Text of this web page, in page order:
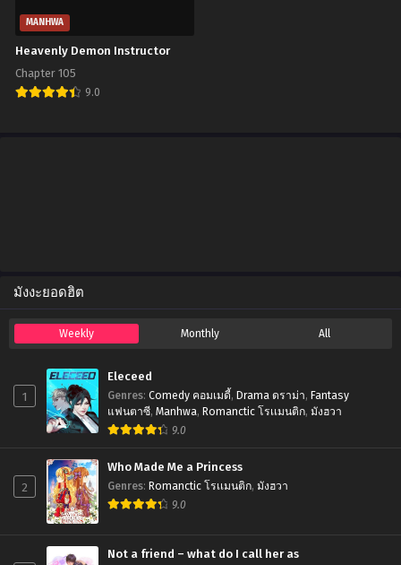
MANHWA
Heavenly Demon Instructor
Chapter 105
9.0
มังงะยอดฮิต
Weekly Monthly All
1
Eleceed
Genres: Comedy คอมเมดี้, Drama ดราม่า, Fantasy
แฟนตาซี, Manhwa, Romanctic โรเเมนติก, มังฮวา
9.0
2
Who Made Me a Princess
Genres: Romanctic โรเเมนติก, มังฮวา
9.0
Not a friend – what do I call her as